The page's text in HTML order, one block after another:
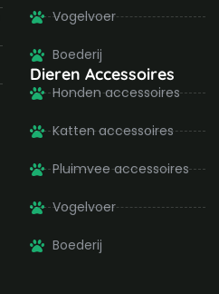
Vogelvoer
Boederij
Dieren Accessoires
Honden accessoires
Katten accessoires
Pluimvee accessoires
Vogelvoer
Boederij